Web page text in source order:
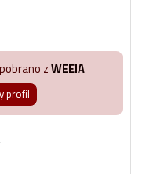
zWEEIA
profil